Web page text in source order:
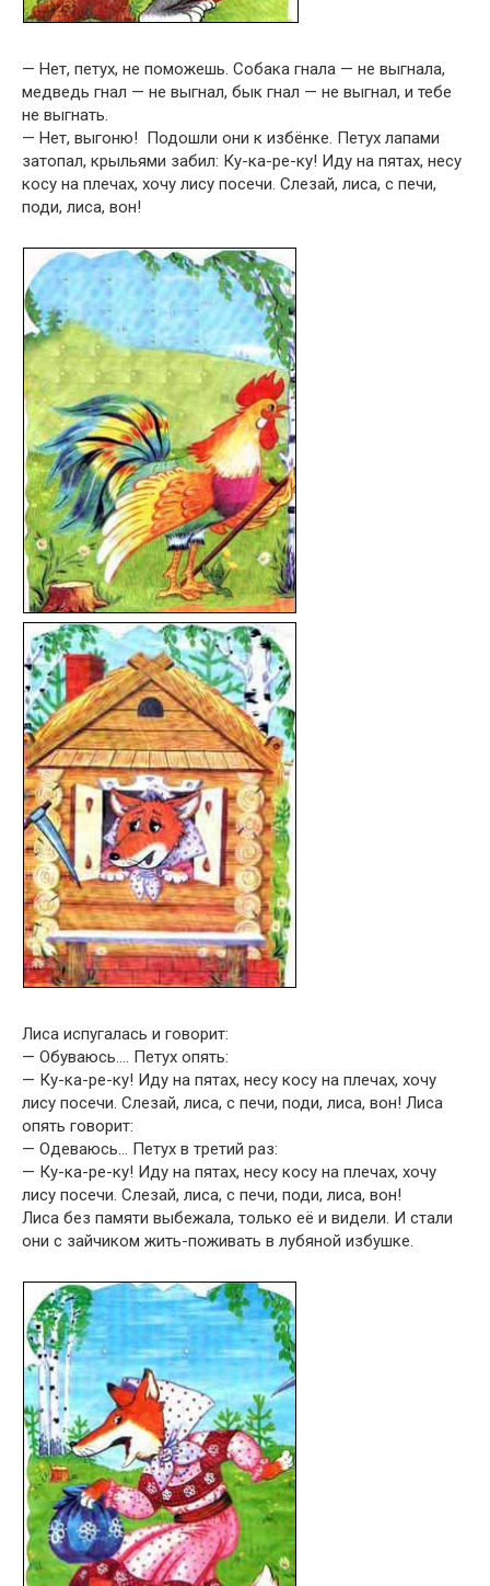
— Нет, петух, не поможешь. Собака гнала — не выгнала,
медведь гнал — не выгнал, бык гнал — не выгнал, и тебе
не выгнать.
— Нет, выгоню! Подошли они к избёнке. Петух лапами
затопал, крыльями забил: Ку-ка-ре-ку! Иду на пятах, несу
косу на плечах, хочу лису посечи. Слезай, лиса, с печи,
поди, лиса, вон!
Лиса испугалась и говорит:
— Обуваюсь…. Петух опять:
— Ку-ка-ре-ку! Иду на пятах, несу косу на плечах, хочу
лису посечи. Слезай, лиса, с печи, поди, лиса, вон! Лиса
опять говорит:
— Одеваюсь… Петух в третий раз:
— Ку-ка-ре-ку! Иду на пятах, несу косу на плечах, хочу
лису посечи. Слезай, лиса, с печи, поди, лиса, вон!
Лиса без памяти выбежала, только её и видели. И стали
они с зайчиком жить-поживать в лубяной избушке.